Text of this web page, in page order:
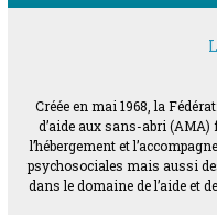
Créée en mai 1968, la
d’aide aux sans-abri (AMA)
l’hébergement et
psychosociales mais aussi
dans le domaine de l’aide et